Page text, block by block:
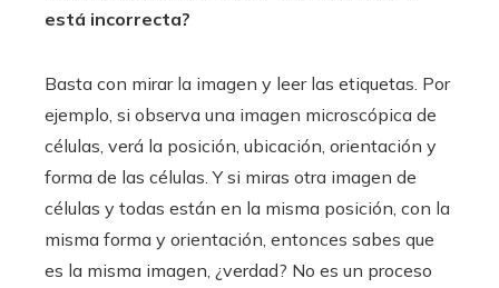
está incorrecta?
Basta con mirar la imagen y leer las etiquetas. Por
ejemplo, si observa una imagen microscópica de
células, verá la posición, ubicación, orientación y
forma de las células. Y si miras otra imagen de
células y todas están en la misma posición, con la
misma forma y orientación, entonces sabes que
es la misma imagen, ¿verdad? No es un proceso